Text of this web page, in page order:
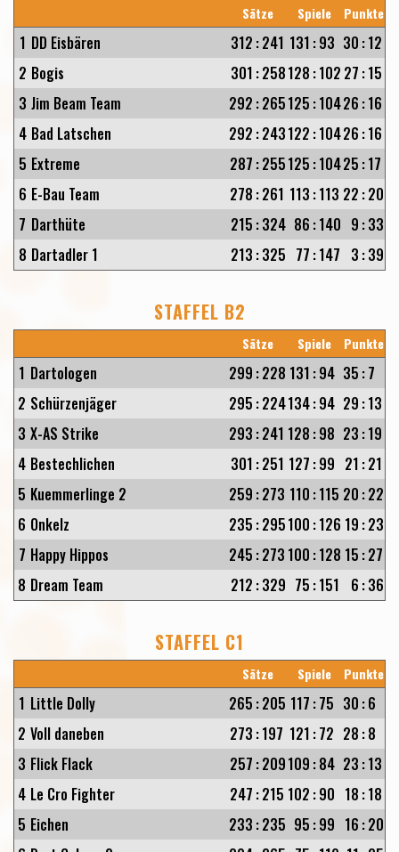
Sätze Spiele Punkte
1 DD Eisbären 312 :241 131 :93 30 :12
2 Bogis 301 :258128 :102 27 :15
3 Jim Beam Team 292 :265125 :10426 :16
4 Bad Latschen 292 :243122 :10426 :16
5 Extreme 287 :255125 :10425 :17
6 E-Bau Team 278 :261 113 :113 22 :20
7 Darthüte 215 :324 86 :140 9 :33
8 Dartadler 1 213 :325 77 :147 3 :39
STAFFEL B2
Sätze Spiele Punkte
1 Dartologen 299 :228 131 :94 35 :7
2 Schürzenjäger 295 :224134:94 29 :13
3 X-AS Strike 293 :241 128 :98 23 :19
4 Bestechlichen 301 :251 127 :99 21 :21
5 Kuemmerlinge 2 259 :273 110 :115 20 :22
6 Onkelz 235 :295100 :126 19 :23
7 Happy Hippos 245 :273 100 :128 15 :27
8 Dream Team 212 :329 75 :151 6 :36
STAFFEL C1
Sätze Spiele Punkte
1 Little Dolly 265 :205 117 :75 30 :6
2 Voll daneben 273 :197 121 :72 28 :8
3 Flick Flack 257 :209109 :84 23 :13
4 Le Cro Fighter 247 :215 102 :90 18 :18
5 Eichen 233 :235 95 :99 16 :20